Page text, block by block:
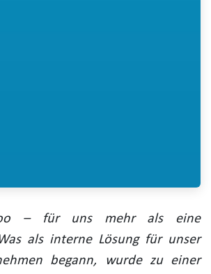
– für uns mehr als eine
als interne Lösung für unser
begann, wurde zu einer